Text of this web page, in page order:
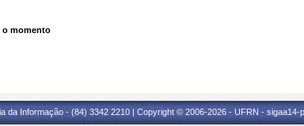
o momento
da Informação - (84) 3342 2210 | Copyright © 2006-2026 - UFRN -